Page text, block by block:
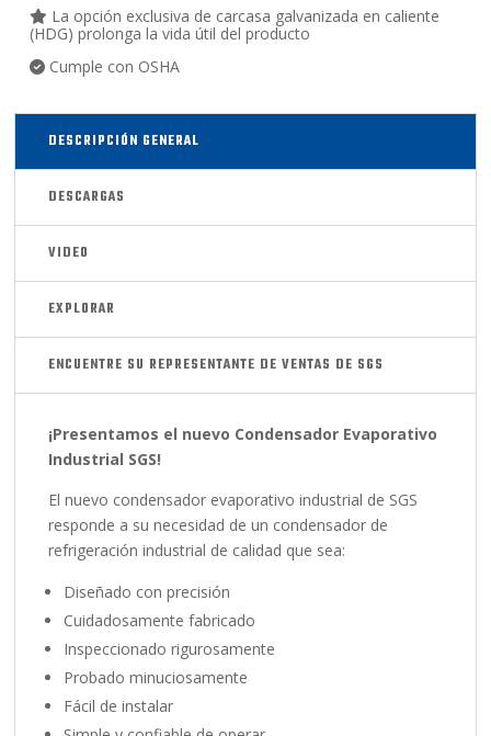
La opción exclusiva de carcasa galvanizada en caliente
(HDG) prolonga la vida útil del producto
Cumple con OSHA
DESCRIPCIÓN GENERAL
DESCARGAS
VIDEO
EXPLORAR
ENCUENTRE SU REPRESENTANTE DE VENTAS DE SGS
¡Presentamos el nuevo Condensador Evaporativo
Industrial SGS!
El nuevo condensador evaporativo industrial de SGS
responde a su necesidad de un condensador de
refrigeración industrial de calidad que sea:
Diseñado con precisión
Cuidadosamente fabricado
Inspeccionado rigurosamente
Probado minuciosamente
Fácil de instalar